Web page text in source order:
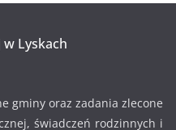
w Lyskach
gminy oraz zadania zlecone
świadczeń rodzinnych i